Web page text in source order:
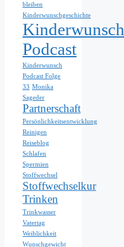
bleiben
Kinderwunschgeschichte
Kinderwunsch
Podcast
Kinderwunsch
Podcast Folge
33 Monika
Sageder
Partnerschaft
Persönlichkeitsentwicklung
Reinigen
Reiseblog
Schlafen
Spermien
Stoffwechsel
Stoffwechselkur
Trinken
Trinkwasser
Vatertag
Weiblichkeit
Wunschgewicht